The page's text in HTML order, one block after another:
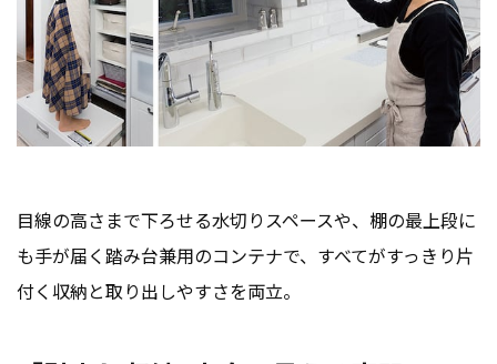
目線の高さまで下ろせる水切りスペースや、棚の最上段に
も手が届く踏み台兼用のコンテナで、すべてがすっきり片
付く収納と取り出しやすさを両立。